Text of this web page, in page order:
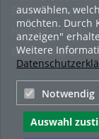
auswählen,
möchten. Durch
anzeigen"
Weitere
Notwendig
Auswahl
Erste Schritte
Häufige Fragen -
Betriebsstatus